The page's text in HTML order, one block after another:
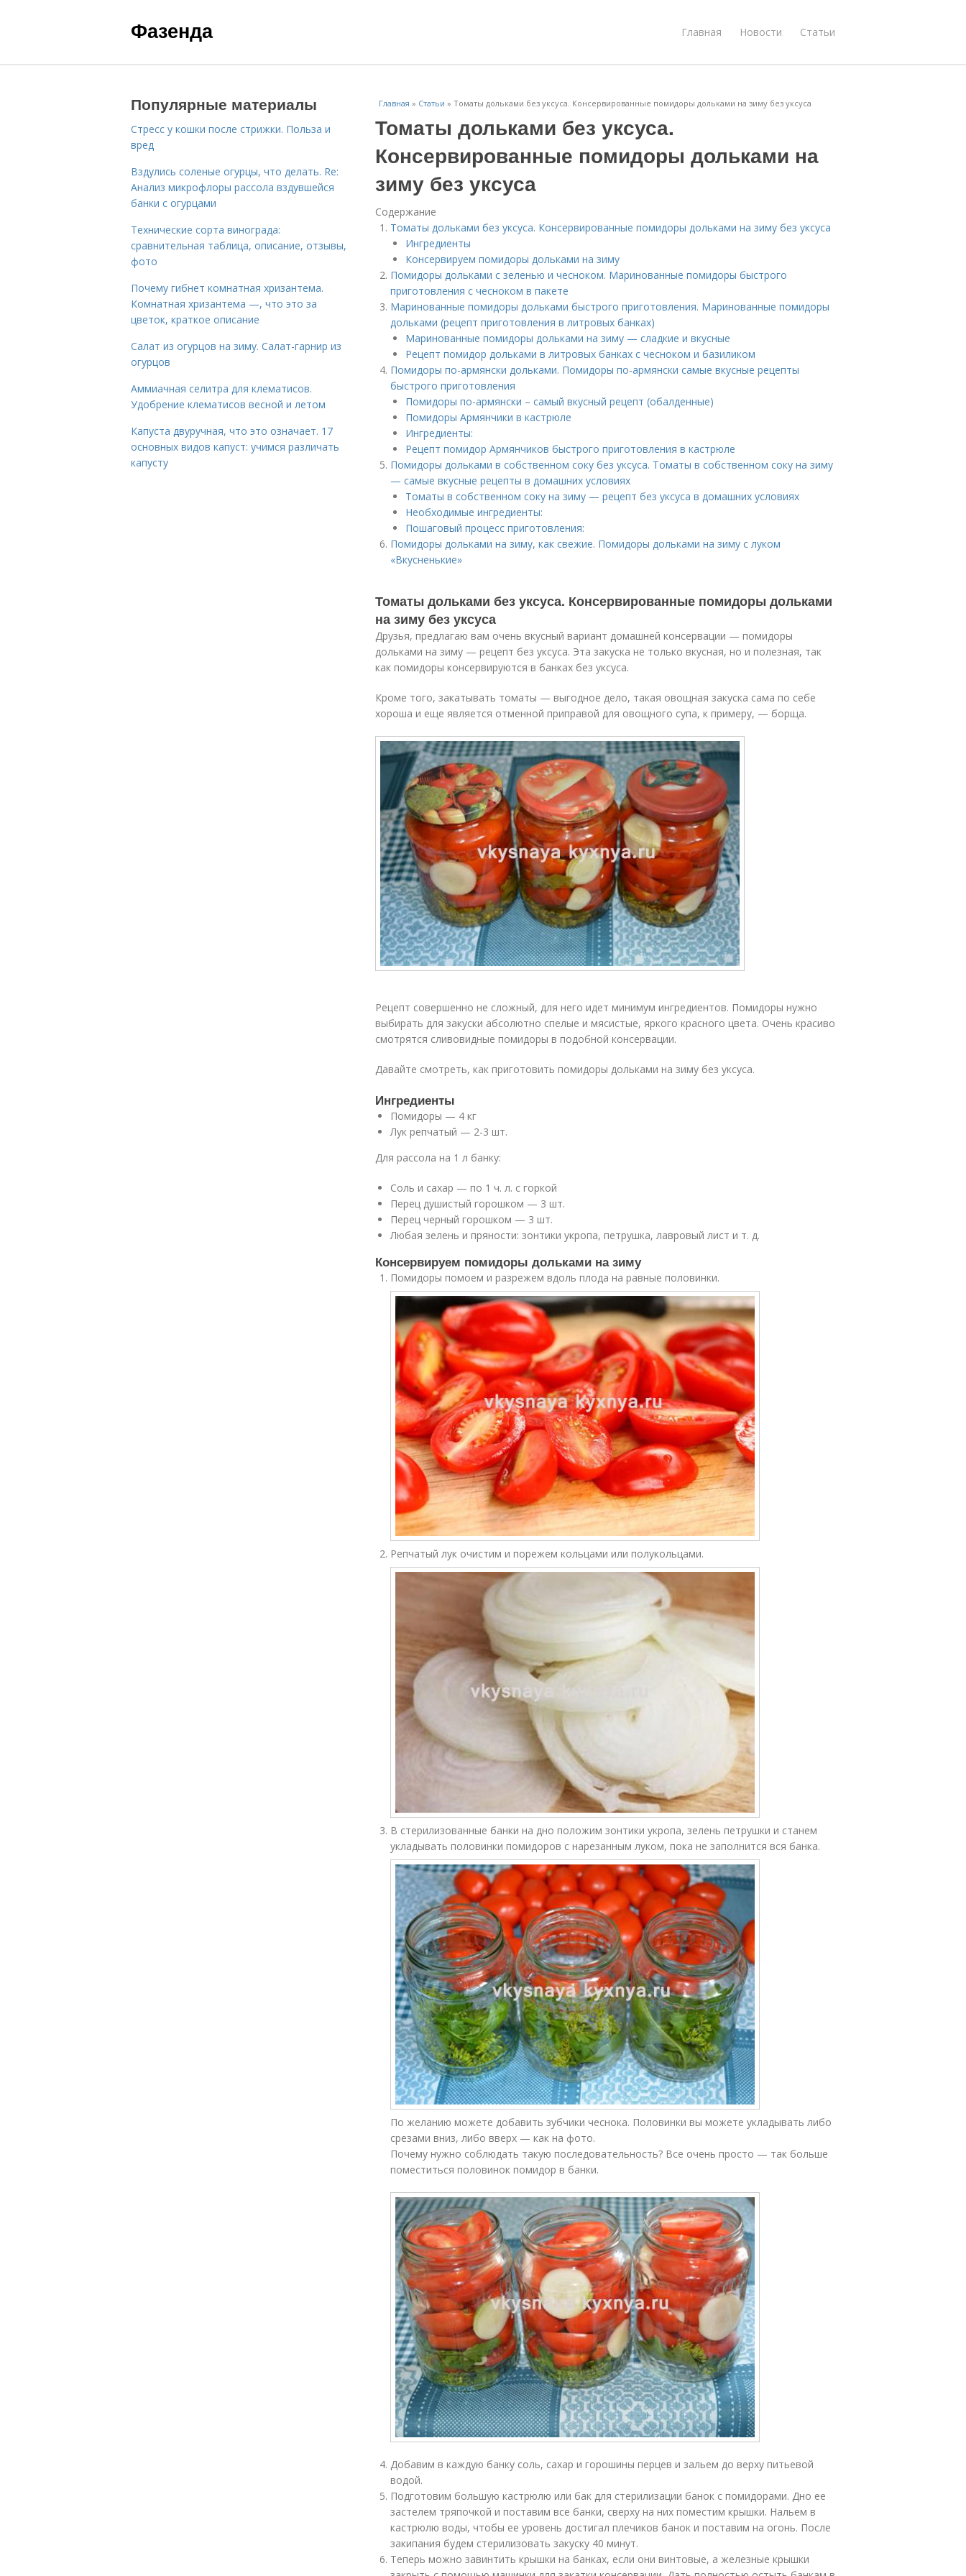
Фазенда Главная Новости Статьи
Главная » Статьи » Томаты дольками без уксуса. Консервированные помидоры дольками на зиму без уксуса
Томаты дольками без уксуса.
Консервированные помидоры дольками на
зиму без уксуса
Содержание
Томаты дольками без уксуса. Консервированные помидоры дольками на зиму без уксуса
Ингредиенты
Консервируем помидоры дольками на зиму
Помидоры дольками с зеленью и чесноком. Маринованные помидоры быстрого
приготовления с чесноком в пакете
Маринованные помидоры дольками быстрого приготовления. Маринованные помидоры
дольками (рецепт приготовления в литровых банках)
Маринованные помидоры дольками на зиму — сладкие и вкусные
Рецепт помидор дольками в литровых банках с чесноком и базиликом
Помидоры по-армянски дольками. Помидоры по-армянски самые вкусные рецепты
быстрого приготовления
Помидоры по-армянски – самый вкусный рецепт (обалденные)
Помидоры Армянчики в кастрюле
Ингредиенты:
Рецепт помидор Армянчиков быстрого приготовления в кастрюле
Помидоры дольками в собственном соку без уксуса. Томаты в собственном соку на зиму
— самые вкусные рецепты в домашних условиях
Томаты в собственном соку на зиму — рецепт без уксуса в домашних условиях
Необходимые ингредиенты:
Пошаговый процесс приготовления:
Помидоры дольками на зиму, как свежие. Помидоры дольками на зиму с луком
«Вкусненькие»
Томаты дольками без уксуса. Консервированные помидоры дольками
на зиму без уксуса
Друзья, предлагаю вам очень вкусный вариант домашней консервации — помидоры
дольками на зиму — рецепт без уксуса. Эта закуска не только вкусная, но и полезная, так
как помидоры консервируются в банках без уксуса.
Кроме того, закатывать томаты — выгодное дело, такая овощная закуска сама по себе
хороша и еще является отменной приправой для овощного супа, к примеру, — борща.
Рецепт совершенно не сложный, для него идет минимум ингредиентов. Помидоры нужно
выбирать для закуски абсолютно спелые и мясистые, яркого красного цвета. Очень красиво
смотрятся сливовидные помидоры в подобной консервации.
Давайте смотреть, как приготовить помидоры дольками на зиму без уксуса.
Ингредиенты
Помидоры — 4 кг
Лук репчатый — 2-3 шт.
Для рассола на 1 л банку:
Соль и сахар — по 1 ч. л. с горкой
Перец душистый горошком — 3 шт.
Перец черный горошком — 3 шт.
Любая зелень и пряности: зонтики укропа, петрушка, лавровый лист и т. д.
Консервируем помидоры дольками на зиму
Помидоры помоем и разрежем вдоль плода на равные половинки.
Репчатый лук очистим и порежем кольцами или полукольцами.
В стерилизованные банки на дно положим зонтики укропа, зелень петрушки и станем
укладывать половинки помидоров с нарезанным луком, пока не заполнится вся банка.
По желанию можете добавить зубчики чеснока. Половинки вы можете укладывать либо
срезами вниз, либо вверх — как на фото.
Почему нужно соблюдать такую последовательность? Все очень просто — так больше
поместиться половинок помидор в банки.
Добавим в каждую банку соль, сахар и горошины перцев и зальем до верху питьевой
водой.
Подготовим большую кастрюлю или бак для стерилизации банок с помидорами. Дно ее
застелем тряпочкой и поставим все банки, сверху на них поместим крышки. Нальем в
кастрюлю воды, чтобы ее уровень достигал плечиков банок и поставим на огонь. После
закипания будем стерилизовать закуску 40 минут.
Теперь можно завинтить крышки на банках, если они винтовые, а железные крышки
Популярные материалы
Стресс у кошки после стрижки. Польза и
вред
Вздулись соленые огурцы, что делать. Re:
Анализ микрофлоры рассола вздувшейся
банки с огурцами
Технические сорта винограда:
сравнительная таблица, описание, отзывы,
фото
Почему гибнет комнатная хризантема.
Комнатная хризантема —, что это за
цветок, краткое описание
Салат из огурцов на зиму. Салат-гарнир из
огурцов
Аммиачная селитра для клематисов.
Удобрение клематисов весной и летом
Капуста двуручная, что это означает. 17
основных видов капуст: учимся различать
капусту